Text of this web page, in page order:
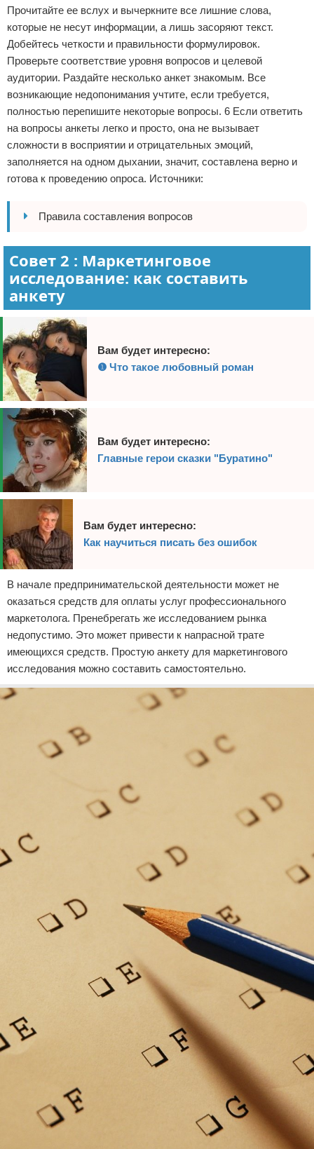
Прочитайте ее вслух и вычеркните все лишние слова,
которые не несут информации, а лишь засоряют текст.
Добейтесь четкости и правильности формулировок.
Проверьте соответствие уровня вопросов и целевой
аудитории. Раздайте несколько анкет знакомым. Все
возникающие недопонимания учтите, если требуется,
полностью перепишите некоторые вопросы. 6 Если ответить
на вопросы анкеты легко и просто, она не вызывает
сложности в восприятии и отрицательных эмоций,
заполняется на одном дыхании, значит, составлена верно и
готова к проведению опроса. Источники:
Правила составления вопросов
Совет 2 : Маркетинговое
исследование: как составить
анкету
Вам будет интересно:
❶ Что такое любовный роман
Вам будет интересно:
Главные герои сказки "Буратино"
Вам будет интересно:
Как научиться писать без ошибок
В начале предпринимательской деятельности может не
оказаться средств для оплаты услуг профессионального
маркетолога. Пренебрегать же исследованием рынка
недопустимо. Это может привести к напрасной трате
имеющихся средств. Простую анкету для маркетингового
исследования можно составить самостоятельно.